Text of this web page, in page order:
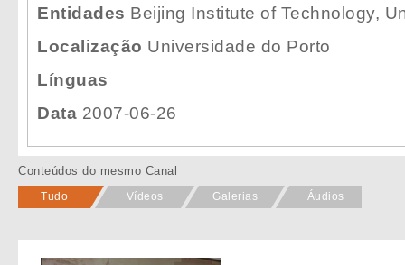
Entidades Beijing Institute of Technology,
Localização Universidade do Porto
Línguas
Data 2007-06-26
Conteúdos do mesmo Canal
Tudo Vídeos Galerias Áudios